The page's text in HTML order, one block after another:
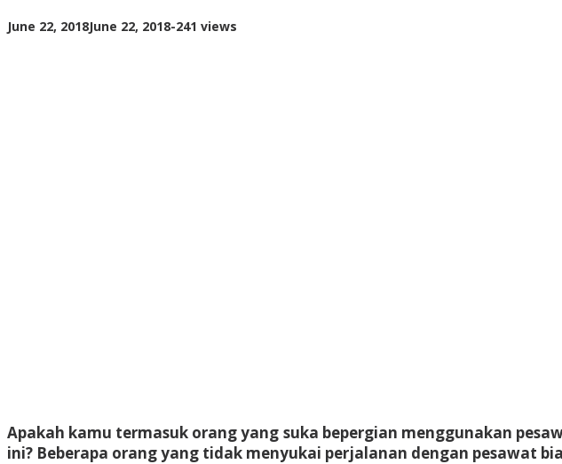
Pesawat
June 22, 2018June 22, 2018by
-241 views
Apakah kamu termasuk orang yang suka bepergian menggunakan
ini? Beberapa orang yang tidak menyukai perjalanan dengan pesawat